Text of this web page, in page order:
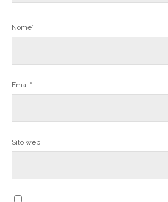
Nome*
Email*
Sito web